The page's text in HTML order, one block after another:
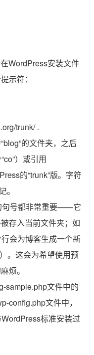
WordPress安装文件
示符：
trunk/ .
的文件夹，之后
）或引用
的“trunk”版。字符
。
句号都非常重要——它
存入当前文件夹；如
会为博客生成一个新
。这会为希望使用预
烦。
sample.php文件中的
config.php文件中，
标准安装过